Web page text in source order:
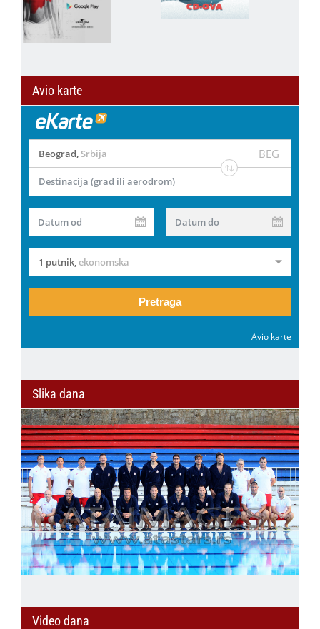
Avio karte
Beograd, Srbija BEG
Destinacija (grad ili aerodrom)
Datum od Datum do
1 putnik,ekonomska
Pretraga
Avio karte
Slika dana
Video dana